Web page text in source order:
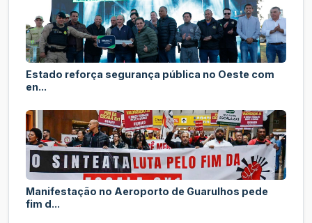
Estado reforça segurança pública no Oeste com
en...
Manifestação no Aeroporto de Guarulhos pede
fim d...